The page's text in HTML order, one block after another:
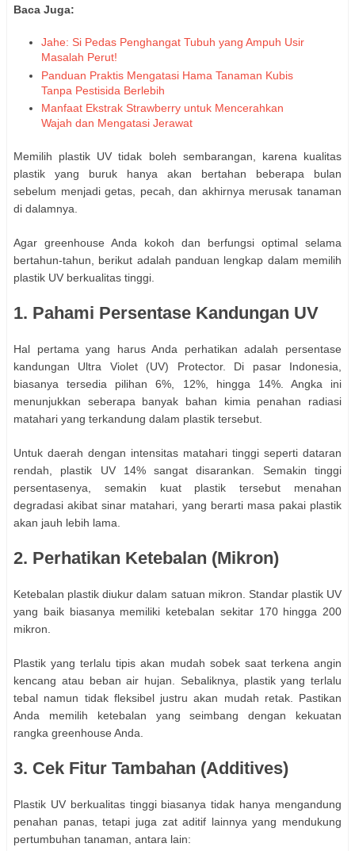
Baca Juga:
Jahe: Si Pedas Penghangat Tubuh yang Ampuh Usir
Masalah Perut!
Panduan Praktis Mengatasi Hama Tanaman Kubis
Tanpa Pestisida Berlebih
Manfaat Ekstrak Strawberry untuk Mencerahkan
Wajah dan Mengatasi Jerawat
Memilih plastik UV tidak boleh sembarangan, karena kualitas
plastik yang buruk hanya akan bertahan beberapa bulan
sebelum menjadi getas, pecah, dan akhirnya merusak tanaman
di dalamnya.
Agar greenhouse Anda kokoh dan berfungsi optimal selama
bertahun-tahun, berikut adalah panduan lengkap dalam memilih
plastik UV berkualitas tinggi.
1. Pahami Persentase Kandungan UV
Hal pertama yang harus Anda perhatikan adalah persentase
kandungan Ultra Violet (UV) Protector. Di pasar Indonesia,
biasanya tersedia pilihan 6%, 12%, hingga 14%. Angka ini
menunjukkan seberapa banyak bahan kimia penahan radiasi
matahari yang terkandung dalam plastik tersebut.
Untuk daerah dengan intensitas matahari tinggi seperti dataran
rendah, plastik UV 14% sangat disarankan. Semakin tinggi
persentasenya, semakin kuat plastik tersebut menahan
degradasi akibat sinar matahari, yang berarti masa pakai plastik
akan jauh lebih lama.
2. Perhatikan Ketebalan (Mikron)
Ketebalan plastik diukur dalam satuan mikron. Standar plastik UV
yang baik biasanya memiliki ketebalan sekitar 170 hingga 200
mikron.
Plastik yang terlalu tipis akan mudah sobek saat terkena angin
kencang atau beban air hujan. Sebaliknya, plastik yang terlalu
tebal namun tidak fleksibel justru akan mudah retak. Pastikan
Anda memilih ketebalan yang seimbang dengan kekuatan
rangka greenhouse Anda.
3. Cek Fitur Tambahan (Additives)
Plastik UV berkualitas tinggi biasanya tidak hanya mengandung
penahan panas, tetapi juga zat aditif lainnya yang mendukung
pertumbuhan tanaman, antara lain: